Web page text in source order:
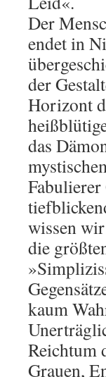
Der
endet in
der
Horizont
das
wissen
die
kaum
Reichtum
Grauen,